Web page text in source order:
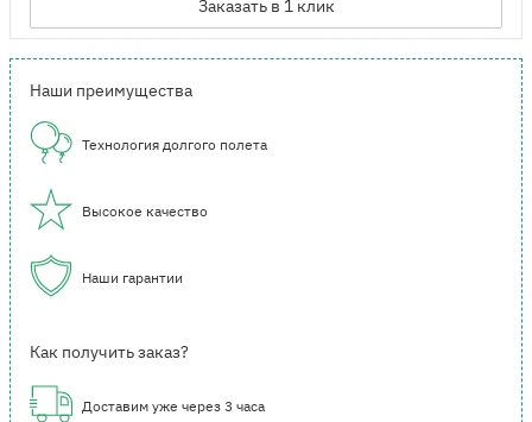
Заказать в 1 клик
Наши преимущества
Технология долгого полета
Высокое качество
Наши гарантии
Как получить заказ?
Доставим уже через 3 часа